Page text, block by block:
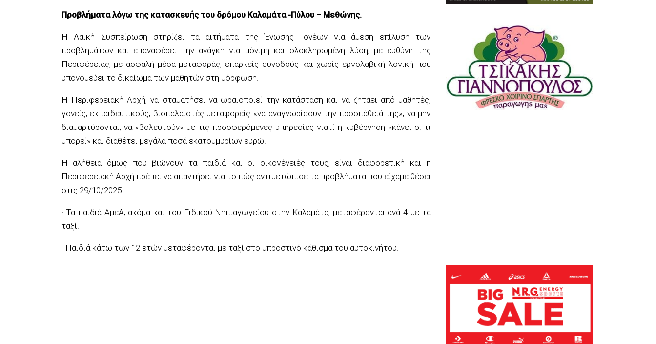
Προβλήματα λόγω της κατασκευής του δρόμου Καλαμάτα -Πύλου – Μεθώνης.
Η Λαϊκή Συσπείρωση στηρίζει τα αιτήματα της Ένωσης Γονέων για άμεση επίλυση των
προβλημάτων και επαναφέρει την ανάγκη για μόνιμη και ολοκληρωμένη λύση, με ευθύνη της
Περιφέρειας, με ασφαλή μέσα μεταφοράς, επαρκείς συνοδούς και χωρίς εργολαβική λογική που
υπονομεύει το δικαίωμα των μαθητών στη μόρφωση.
Η Περιφερειακή Αρχή, να σταματήσει να ωραιοποιεί την κατάσταση και να ζητάει από μαθητές,
γονείς, εκπαιδευτικούς, βιοπαλαιστές μεταφορείς «να αναγνωρίσουν την προσπάθειά της», να μην
διαμαρτύρονται, να «βολευτούν» με τις προσφερόμενες υπηρεσίες γιατί η κυβέρνηση «κάνει ο. τι
μπορεί» και διαθέτει μεγάλα ποσά εκατομμυρίων ευρώ.
Η αλήθεια όμως που βιώνουν τα παιδιά και οι οικογένειές τους, είναι διαφορετική και η
Περιφερειακή Αρχή πρέπει να απαντήσει για το πώς αντιμετώπισε τα προβλήματα που είχαμε θέσει
στις 29/10/2025:
· Τα παιδιά ΑμεΑ, ακόμα και του Ειδικού Νηπιαγωγείου στην Καλαμάτα, μεταφέρονται ανά 4 με τα
ταξί!
· Παιδιά κάτω των 12 ετών μεταφέρονται με ταξί στο μπροστινό κάθισμα του αυτοκινήτου.